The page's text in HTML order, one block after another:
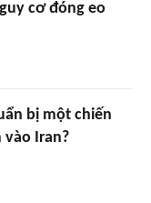
cơ đóng eo
bị một chiến
Iran?